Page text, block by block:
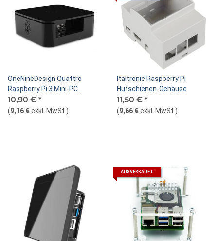
OneNineDesign Quattro
Raspberry Pi 3 Mini-PC
Gehäuse
10,90 € *
(9,16 €exkl. MwSt. )
Italtronic Raspberry Pi
Hutschienen-Gehäuse
11,50 € *
(9,66 €exkl. MwSt. )
AUSVERKAUFT